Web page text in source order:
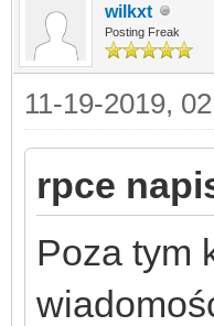
wilkxt
Posting Freak
11-19-2019,
rpce
Poza tym